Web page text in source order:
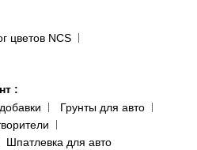
цветов NCS
:
Грунты для авто
Шпатлевка для авто